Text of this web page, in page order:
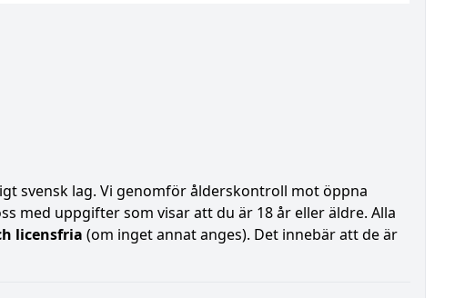
svensk lag. Vi genomför ålderskontroll mot öppna
med uppgifter som visar att du är 18 år eller äldre. Alla
licensfria (om inget annat anges). Det innebär att de är